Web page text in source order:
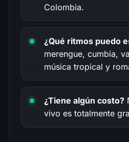
Colombia.
¿Qué ritmos puedo
merengue, cumbia,
música tropical y
¿Tiene algún costo?
vivo es totalmente